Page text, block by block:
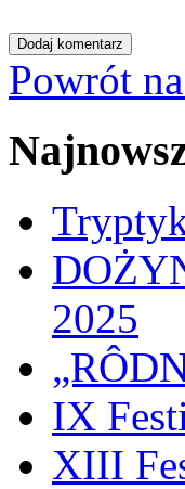
Powrót
2025
IX
XIII